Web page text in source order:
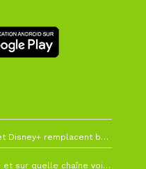
La Liga change de diffuseur : DAZN et Disney+ remplacent beIN Sports !
RC Lens – Villarreal : à quelle heure et sur quelle chaîne voir la finale de la Como Cup ?